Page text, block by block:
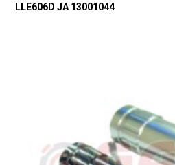
LLE606D JA 13001044